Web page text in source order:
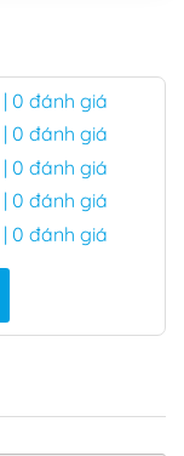
| 0 đánh giá
| 0 đánh giá
| 0 đánh giá
| 0 đánh giá
| 0 đánh giá